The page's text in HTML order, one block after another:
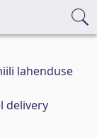
lahenduse
delivery